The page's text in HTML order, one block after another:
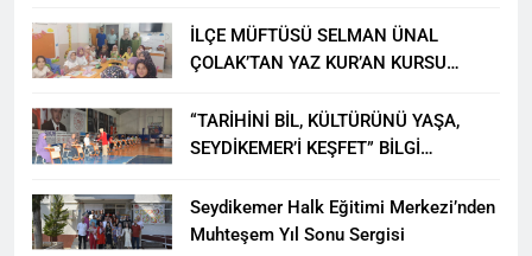
İLÇE MÜFTÜSÜ SELMAN ÜNAL
ÇOLAK’TAN YAZ KUR’AN KURSU
“TARİHİNİ BİL, KÜLTÜRÜNÜ YAŞA,
SEYDİKEMER’İ KEŞFET” BİLGİ
Seydikemer Halk Eğitimi Merkezi’nden
Muhteşem Yıl Sonu Sergisi